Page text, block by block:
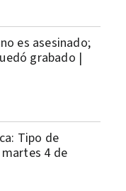
es asesinado;
grabado |
Tipo de
4 de